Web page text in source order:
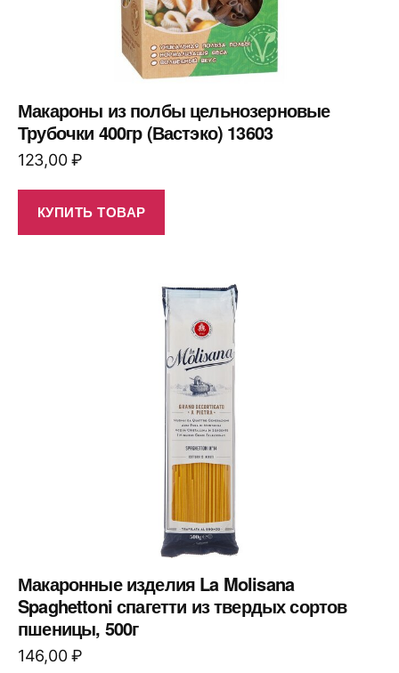
Макароны из полбы цельнозерновые
Трубочки 400гр (Вастэко) 13603
123,00₽
КУПИТЬ ТОВАР
Макаронные изделия La Molisana
Spaghettoni спагетти из твердых сортов
пшеницы, 500г
146,00₽